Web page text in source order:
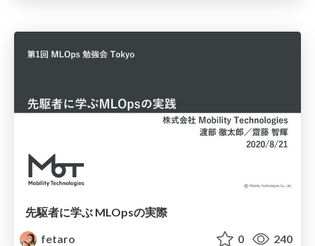
先駆者に学ぶ MLOpsの実際
fetaro
0 240